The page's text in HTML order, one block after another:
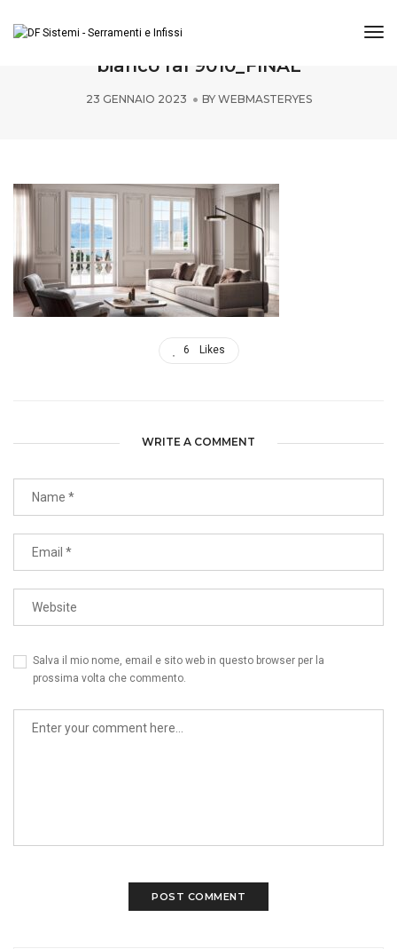
Prolux Evolution + traverso e inglesine
bianco ral 9010_FINAL
23 GENNAIO 2023 BY WEBMASTERYES
6 Likes
WRITE A COMMENT
Salva il mio nome, email e sito web in questo browser per la
prossima volta che commento.